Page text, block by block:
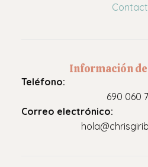
Información
Teléfono:
690 060
Correo electrónico: